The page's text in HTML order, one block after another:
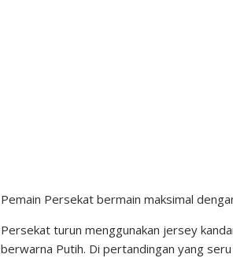
Pemain Persekat bermain maksimal
Persekat turun menggunakan jersey
berwarna Putih. Di pertandingan yang